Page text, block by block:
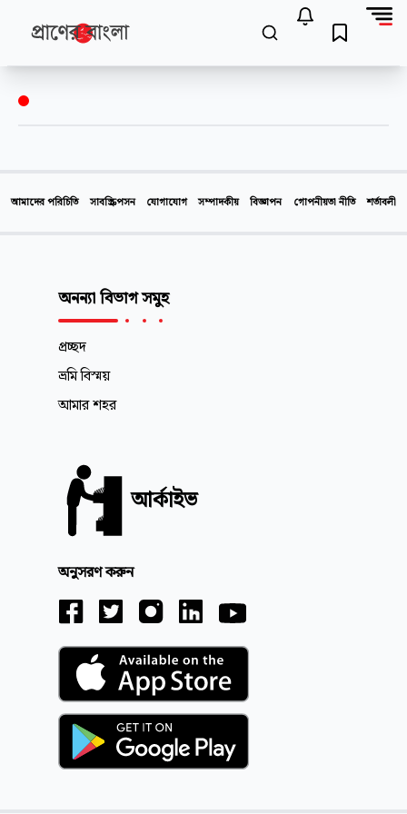
আমাদের পরিচিতি সাবস্ক্রিপসন যোগাযোগ সম্পাদকীয় বিজ্ঞাপন গোপনীয়তা নীতি শর্তাবলী
অনন্যা বিভাগ সমুহ
প্রচ্ছদ
ভ্রমি বিস্ময়
আমার শহর
আর্কাইভ
অনুসরণ করুন